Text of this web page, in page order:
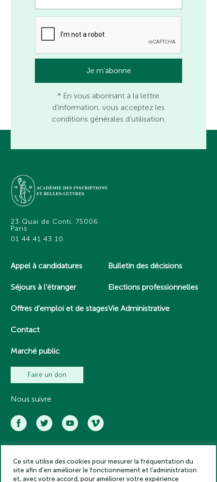
* En vous abonnant à la lettre
d’information, vous acceptez les
conditions générales d’utilisation.
23 Quai de Conti, 75006
Paris
01 44 41 43 10
Appel à candidatures
Séjours à l’étranger
Offres d’emploi et de stages
Contact
Marché public
Bulletin des décisions
Elections professionnelles
Vie Administrative
Faire un don
Nous suivre
Académie des inscriptions et belles lettres – Tous droits réservés
2025
Ce site utilise des cookies pour mesurer la fréquentation du
site afin d’en améliorer le fonctionnement et l’administration
et, avec votre accord, pour améliorer votre expérience